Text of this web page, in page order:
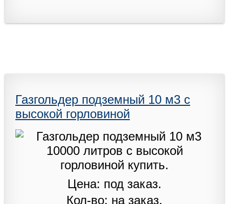
Газгольдер подземный 10 м3 с
высокой горловиной
Цена: под заказ.
Кол-во: на заказ.